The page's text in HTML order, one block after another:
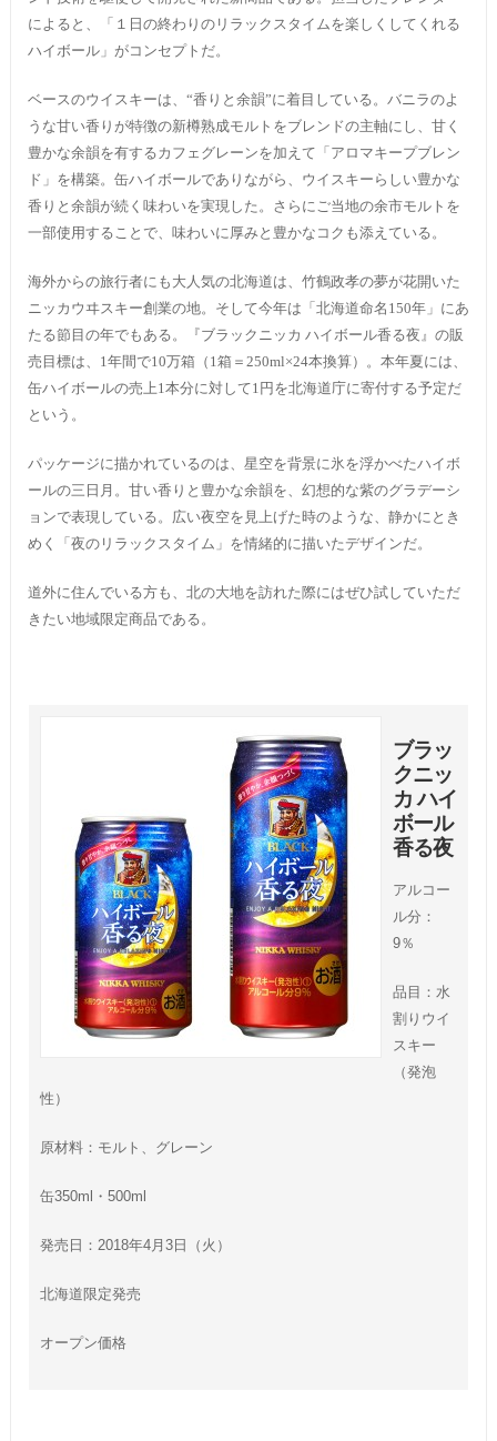
によると、「１日の終わりのリラックスタイムを楽しくしてくれる
ハイボール」がコンセプトだ。
ベースのウイスキーは、“香りと余韻”に着目している。バニラのよ
うな甘い香りが特徴の新樽熟成モルトをブレンドの主軸にし、甘く
豊かな余韻を有するカフェグレーンを加えて「アロマキープブレン
ド」を構築。缶ハイボールでありながら、ウイスキーらしい豊かな
香りと余韻が続く味わいを実現した。さらにご当地の余市モルトを
一部使用することで、味わいに厚みと豊かなコクも添えている。
海外からの旅行者にも大人気の北海道は、竹鶴政孝の夢が花開いた
ニッカウヰスキー創業の地。そして今年は「北海道命名150年」にあ
たる節目の年でもある。『ブラックニッカ ハイボール香る夜』の販
売目標は、1年間で10万箱（1箱＝250ml×24本換算）。本年夏には、
缶ハイボールの売上1本分に対して1円を北海道庁に寄付する予定だ
という。
パッケージに描かれているのは、星空を背景に氷を浮かべたハイボ
ールの三日月。甘い香りと豊かな余韻を、幻想的な紫のグラデーシ
ョンで表現している。広い夜空を見上げた時のような、静かにとき
めく「夜のリラックスタイム」を情緒的に描いたデザインだ。
道外に住んでいる方も、北の大地を訪れた際にはぜひ試していただ
きたい地域限定商品である。
ブラッ
クニッ
カ ハイ
ボール
香る夜
アルコー
ル分：
9％
品目：水
割りウイ
スキー
（発泡
性）
原材料：モルト、グレーン
缶350ml・500ml
発売日：2018年4月3日（火）
北海道限定発売
オープン価格